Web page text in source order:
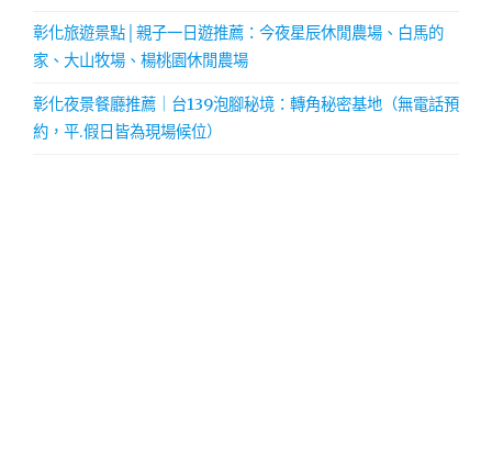
彰化旅遊景點│親子一日遊推薦：今夜星辰休閒農場、白馬的
家、大山牧場、楊桃園休閒農場
彰化夜景餐廳推薦｜台139泡腳秘境：轉角秘密基地（無電話預
約，平.假日皆為現場候位）